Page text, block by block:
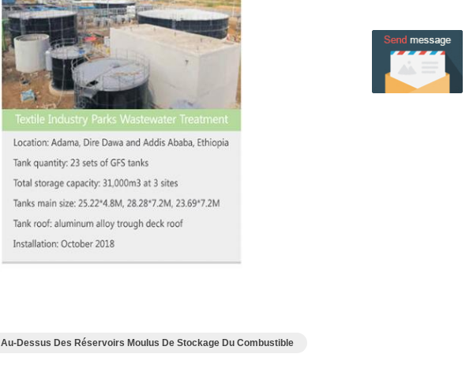
Au-Dessus Des Réservoirs Moulus De Stockage Du Combustible